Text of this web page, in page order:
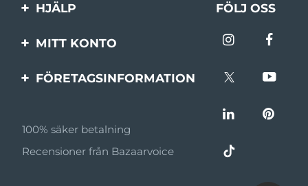
HJÄLP
Kontakta oss
FÖLJ OSS
MITT KONTO
Produktregistrering
FÖRETAGSINFORMATION
Affiliateprogram
Affiliate-nyheter
100% säker betalning
Recensioner från Bazaarvoice